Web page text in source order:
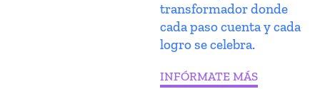
transformador donde
cada paso cuenta y cada
logro se celebra.
INFÓRMATE MÁS